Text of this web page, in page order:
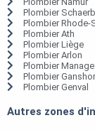
Plombier
Plombier Rhode-
Plombier Ath
Plombier Liège
Plombier Arlon
Plombier Manage
Plombier
Plombier Genval
Autres zones